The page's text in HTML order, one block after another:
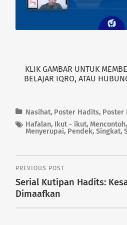
KLIK GAMBAR UNTUK
BELAJAR IQRO, ATAU
Nasihat, Poster Hadits, Poster
Hafalan, Ikut - ikut,Mencontoh
Menyerupai, Pendek,Singkat,
PREVIOUS POST
Serial Kutipan Hadits:
Dimaafkan